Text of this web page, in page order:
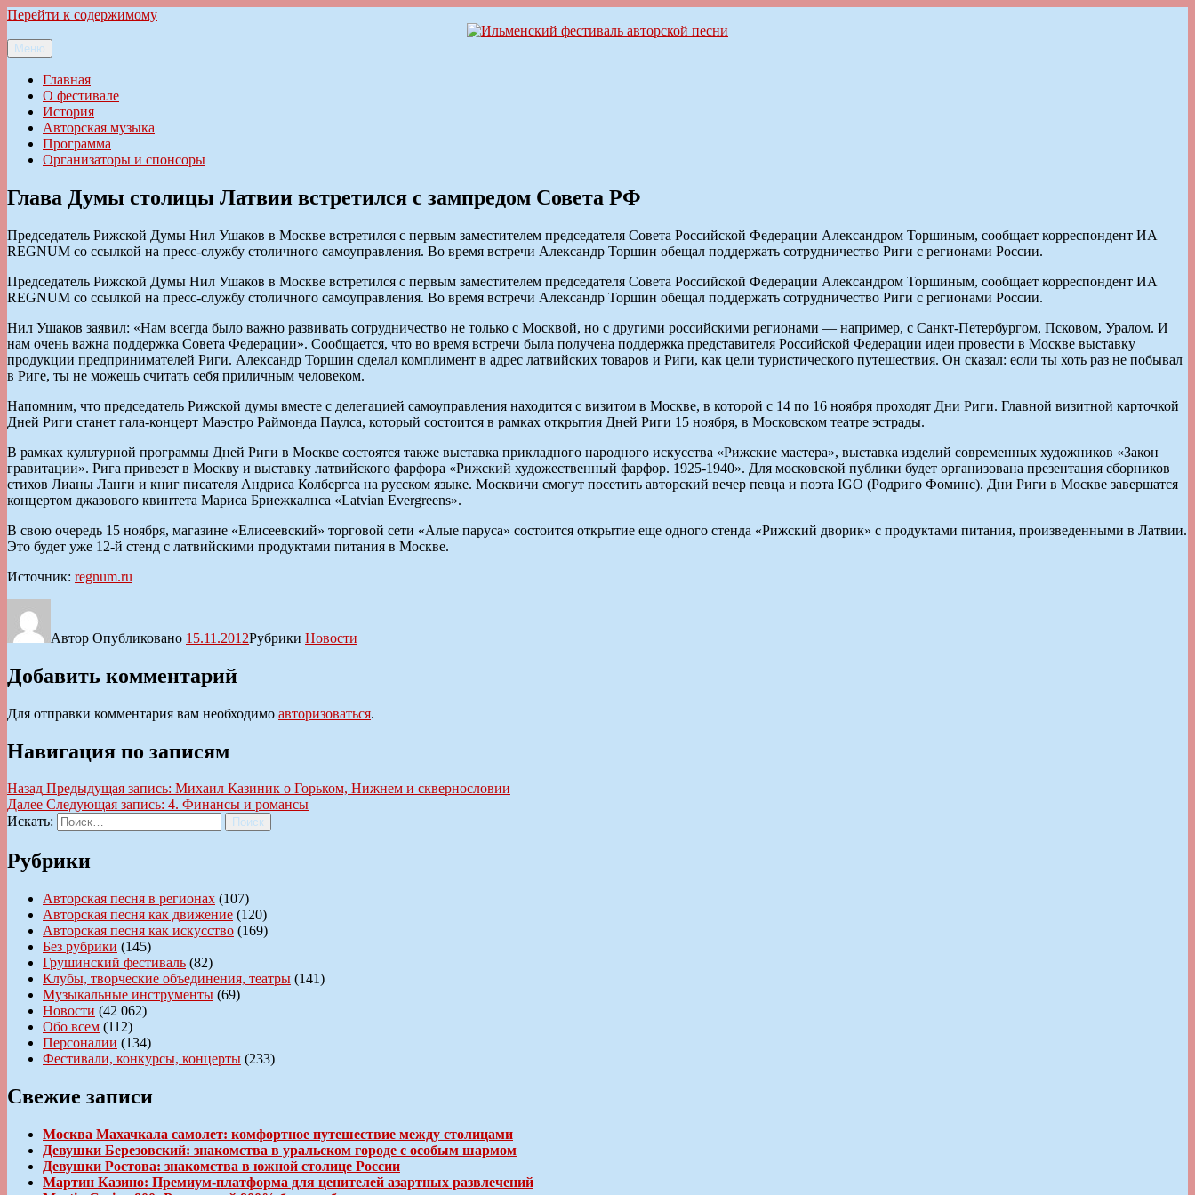
Перейти к содержимому
Ильменский фестиваль авторской песни
Меню
Главная
О фестивале
История
Авторская музыка
Программа
Организаторы и спонсоры
Глава Думы столицы Латвии встретился с зампредом Совета РФ
Председатель Рижской Думы Нил Ушаков в Москве встретился с первым заместителем председателя Совета Российской Федерации Александром Торшиным, сообщает корреспондент ИА
REGNUM со ссылкой на пресс-службу столичного самоуправления. Во время встречи Александр Торшин обещал поддержать сотрудничество Риги с регионами России.
Председатель Рижской Думы Нил Ушаков в Москве встретился с первым заместителем председателя Совета Российской Федерации Александром Торшиным, сообщает корреспондент ИА
REGNUM со ссылкой на пресс-службу столичного самоуправления. Во время встречи Александр Торшин обещал поддержать сотрудничество Риги с регионами России.
Нил Ушаков заявил: «Нам всегда было важно развивать сотрудничество не только с Москвой, но с другими российскими регионами — например, с Санкт-Петербургом, Псковом, Уралом. И
нам очень важна поддержка Совета Федерации». Сообщается, что во время встречи была получена поддержка представителя Российской Федерации идеи провести в Москве выставку
продукции предпринимателей Риги. Александр Торшин сделал комплимент в адрес латвийских товаров и Риги, как цели туристического путешествия. Он сказал: если ты хоть раз не побывал
в Риге, ты не можешь считать себя приличным человеком.
Напомним, что председатель Рижской думы вместе с делегацией самоуправления находится с визитом в Москве, в которой с 14 по 16 ноября проходят Дни Риги. Главной визитной карточкой
Дней Риги станет гала-концерт Маэстро Раймонда Паулса, который состоится в рамках открытия Дней Риги 15 ноября, в Московском театре эстрады.
В рамках культурной программы Дней Риги в Москве состоятся также выставка прикладного народного искусства «Рижские мастера», выставка изделий современных художников «Закон
гравитации». Рига привезет в Москву и выставку латвийского фарфора «Рижский художественный фарфор. 1925-1940». Для московской публики будет организована презентация сборников
стихов Лианы Ланги и книг писателя Андриса Колбергса на русском языке. Москвичи смогут посетить авторский вечер певца и поэта IGO (Родриго Фоминс). Дни Риги в Москве завершатся
концертом джазового квинтета Мариса Бриежкалнса «Latvian Evergreens».
В свою очередь 15 ноября, магазине «Елисеевский» торговой сети «Алые паруса» состоится открытие еще одного стенда «Рижский дворик» с продуктами питания, произведенными в Латвии.
Это будет уже 12-й стенд с латвийскими продуктами питания в Москве.
Источник: regnum.ru
Автор Опубликовано 15.11.2012Рубрики Новости
Добавить комментарий
Для отправки комментария вам необходимо авторизоваться.
Навигация по записям
Назад Предыдущая запись: Михаил Казиник о Горьком, Нижнем и сквернословии
Далее Следующая запись: 4. Финансы и романсы
Искать:
Поиск
Рубрики
Авторская песня в регионах (107)
Авторская песня как движение (120)
Авторская песня как искусство (169)
Без рубрики (145)
Грушинский фестиваль (82)
Клубы, творческие объединения, театры (141)
Музыкальные инструменты (69)
Новости (42 062)
Обо всем (112)
Персоналии (134)
Фестивали, конкурсы, концерты (233)
Свежие записи
Москва Махачкала самолет: комфортное путешествие между столицами
Девушки Березовский: знакомства в уральском городе с особым шармом
Девушки Ростова: знакомства в южной столице России
Мартин Казино: Премиум-платформа для ценителей азартных развлечений